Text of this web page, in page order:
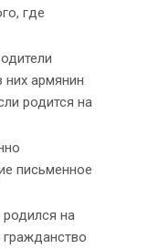
где
армянин
родится на
письменное
на